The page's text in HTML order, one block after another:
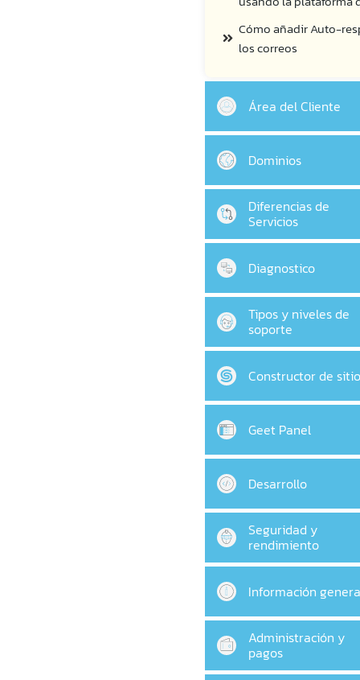
Cómo añadir Auto-
los correos
Área del Cliente
Dominios
Diferencias de
Servicios
Diagnostico
Tipos y niveles de
soporte
Constructor de
Geet Panel
Desarrollo
Seguridad y
rendimiento
Información
Administración y
pagos